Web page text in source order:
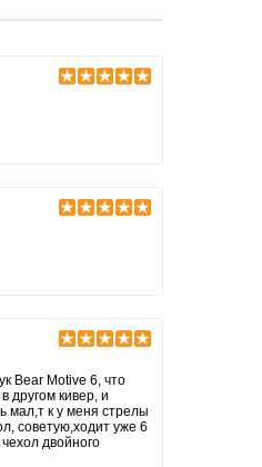
Bear Motive 6, что
другом кивер, и
мал,т к у меня стрелы
советую,ходит уже 6
двойного